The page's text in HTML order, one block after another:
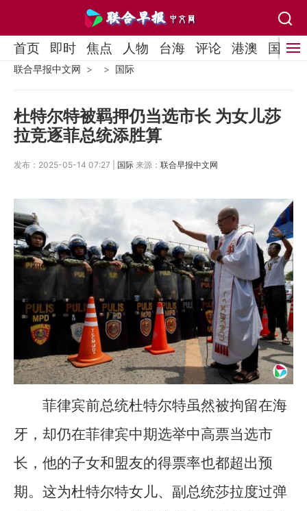
首页 即时 焦点 人物 台海 评论 港澳 国际
联合早报中文网 国际
杜特尔特被羁押仍当选市长 为女儿莎
拉竞逐菲总统添胜算
发布：2025-05-14 07:27 | 国际 来源： 联合早报中文网
菲律宾前总统杜特尔特虽然被拘留在海
牙，却仍在菲律宾中期选举中高票当选市
长，他的子女和盟友的得票率也都超出预
期。这为杜特尔特女儿、副总统莎拉度过弹